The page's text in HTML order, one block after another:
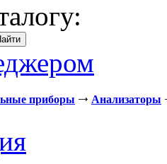
приборы Анализаторы